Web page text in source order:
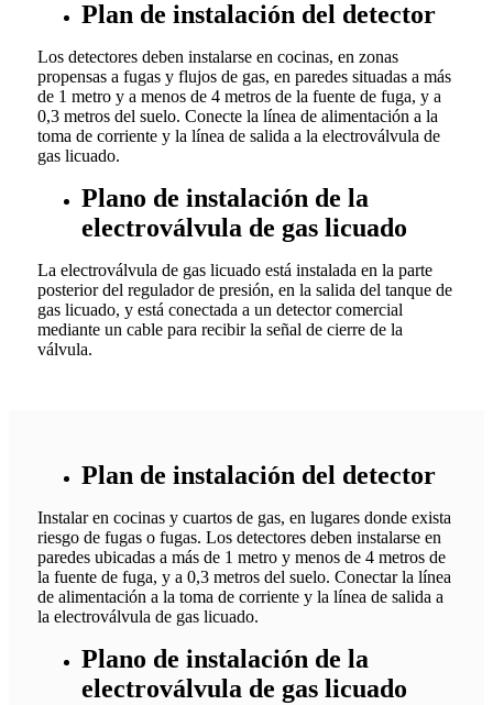
Plan de instalación del detector
Los detectores deben instalarse en cocinas, en zonas
propensas a fugas y flujos de gas, en paredes situadas a más
de 1 metro y a menos de 4 metros de la fuente de fuga, y a
0,3 metros del suelo. Conecte la línea de alimentación a la
toma de corriente y la línea de salida a la electroválvula de
gas licuado.
Plano de instalación de la
electroválvula de gas licuado
La electroválvula de gas licuado está instalada en la parte
posterior del regulador de presión, en la salida del tanque de
gas licuado, y está conectada a un detector comercial
mediante un cable para recibir la señal de cierre de la
válvula.
Plan de instalación del detector
Instalar en cocinas y cuartos de gas, en lugares donde exista
riesgo de fugas o fugas. Los detectores deben instalarse en
paredes ubicadas a más de 1 metro y menos de 4 metros de
la fuente de fuga, y a 0,3 metros del suelo. Conectar la línea
de alimentación a la toma de corriente y la línea de salida a
la electroválvula de gas licuado.
Plano de instalación de la
electroválvula de gas licuado